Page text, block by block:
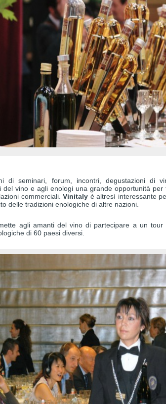
di seminari, forum, incontri, degustazioni di
del vino e agli enologi una grande opportunità
commerciali.Vinitaly è altresì interessante
delle tradizioni enologiche di altre nazioni.
agli amanti del vino di partecipare a un
di 60 paesi diversi.